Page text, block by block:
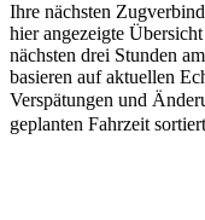
Ihre nächsten
hier angezeigte
nächsten drei Stunden
basieren auf aktuellen
Verspätungen und
geplanten Fahrzeit